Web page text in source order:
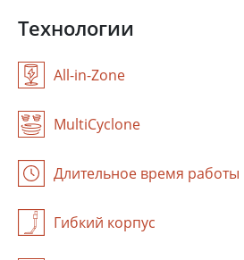
Технологии
All-in-Zone
MultiCyclone
Длительное время работы
Гибкий корпус
Тюмень
Самара
показать
актуальные фирменные магазины